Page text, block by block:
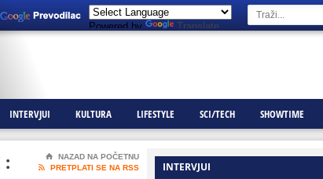
Powered by Translate
INTERVJUI KULTURA LIFESTYLE SCI/TECH SHOWTIME
:
⌂
NAZAD NA POČETNU

PRETPLATI SE NA RSS INTERVJUI